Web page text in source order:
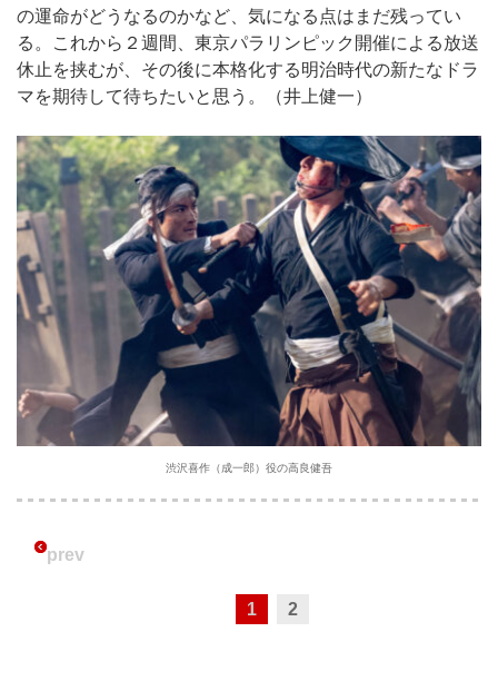
の運命がどうなるのかなど、気になる点はまだ残ってい
る。これから２週間、東京パラリンピック開催による放送
休止を挟むが、その後に本格化する明治時代の新たなドラ
マを期待して待ちたいと思う。（井上健一）
渋沢喜作（成一郎）役の高良健吾
prev
1 2